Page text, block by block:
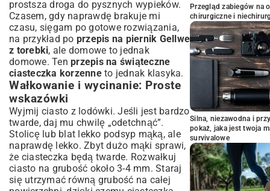
prostsza droga do pysznych wypieków.
Czasem, gdy naprawdę brakuje mi
czasu, sięgam po gotowe rozwiązania,
na przykład po przepis na piernik Gellwe
z torebki, ale domowe to jednak
domowe. Ten przepis na świąteczne
ciasteczka korzenneto jednak klasyka.
Wałkowanie i wycinanie: Proste
wskazówki
Wyjmij ciasto z lodówki. Jeśli jest bardzo
twarde, daj mu chwilę „odetchnąć”.
Stolicę lub blat lekko podsyp mąką, ale
naprawdę lekko. Zbyt dużo mąki sprawi,
że ciasteczka będą twarde. Rozwałkuj
ciasto na grubość około 3-4 mm. Staraj
się utrzymać równą grubość na całej
Przegląd zabiegów na
chirurgiczne i
Silna, niezawodna i
pokaż, jaka jest twoja
survivalowe